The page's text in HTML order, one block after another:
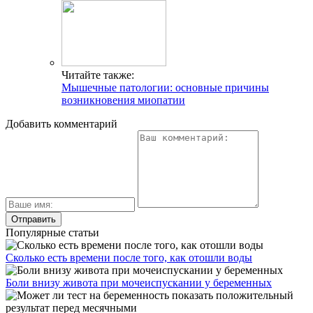
Читайте также:
Мышечные патологии: основные причины
возникновения миопатии
Добавить комментарий
Популярные статьи
Сколько есть времени после того, как отошли воды
Боли внизу живота при мочеиспускании у беременных